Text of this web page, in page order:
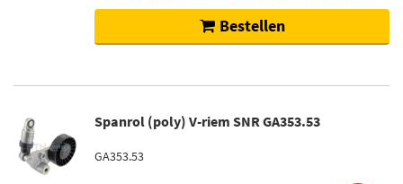
Bestellen
Spanrol (poly) V-riem SNR GA353.53
GA353.53